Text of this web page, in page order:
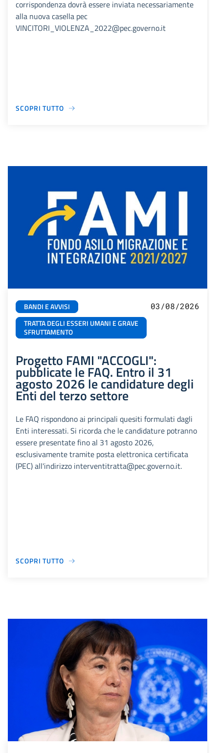
corrispondenza dovrà essere inviata necessariamente
alla nuova casella pec
VINCITORI_VIOLENZA_2022@pec.governo.it
SCOPRI TUTTO
BANDI E AVVISI
TRATTA DEGLI ESSERI UMANI E GRAVE
SFRUTTAMENTO
03/08/2026
Progetto FAMI "ACCOGLI":
pubblicate le FAQ. Entro il 31
agosto 2026 le candidature degli
Enti del terzo settore
Le FAQ rispondono ai principali quesiti formulati dagli
Enti interessati. Si ricorda che le candidature potranno
essere presentate fino al 31 agosto 2026,
esclusivamente tramite posta elettronica certificata
(PEC) all'indirizzo interventitratta@pec.governo.it.
SCOPRI TUTTO